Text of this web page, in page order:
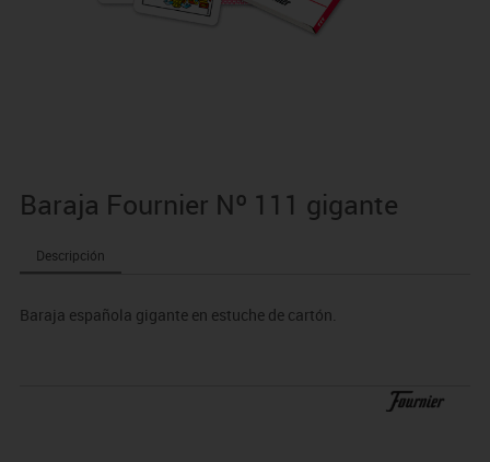
Baraja Fournier Nº 111 gigante
Descripción
Baraja española gigante en estuche de cartón.